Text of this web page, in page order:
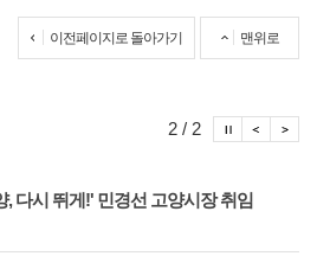
이전페이지로 돌아가기 맨위로
, 다시 뛰게!' 민경선 고양시장 취임
2 / 2 포
포토이